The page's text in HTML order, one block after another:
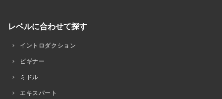
レベルに合わせて探す
イントロダクション
ビギナー
ミドル
エキスパート